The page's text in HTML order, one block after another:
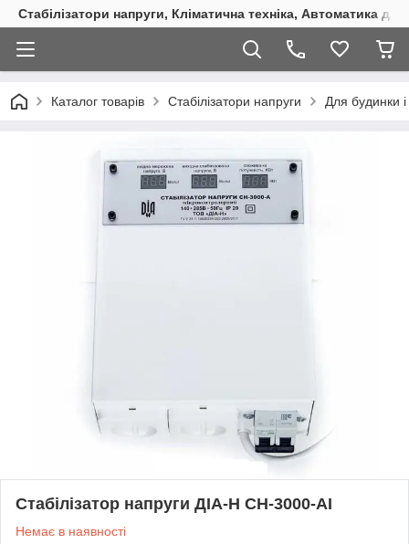
Стабілізатори напруги, Кліматична техніка, Автоматика
Каталог товарів Стабілізатори напруги Для будинки
Стабілізатор напруги ДІА-Н СН-3000-АІ
Немає в наявності